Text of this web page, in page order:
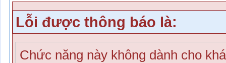
Lỗi được thông báo là:
Chức năng này không dành cho